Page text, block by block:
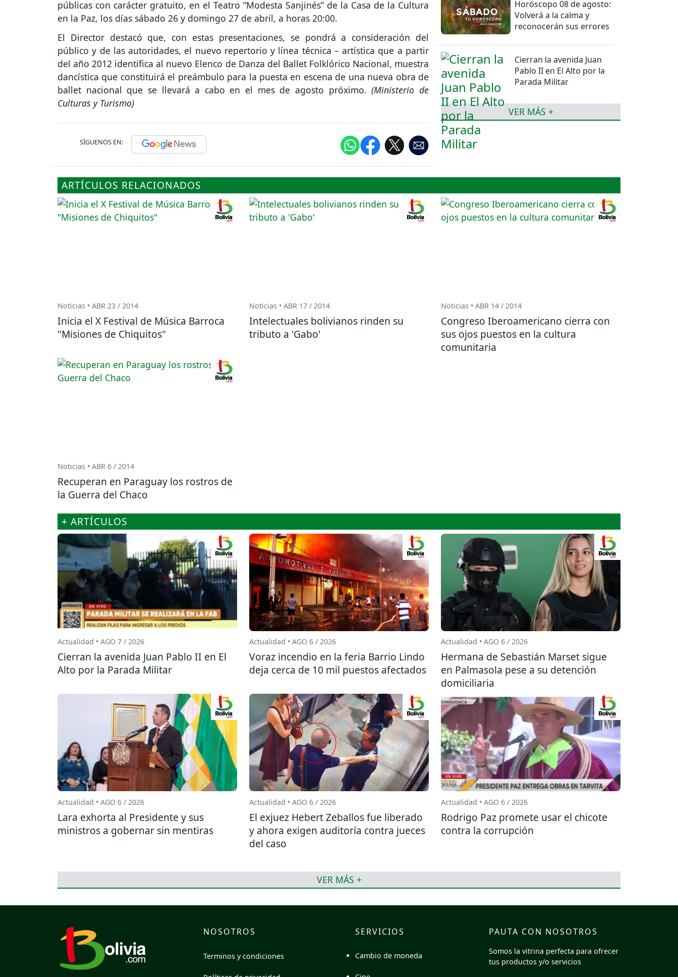
públicas con carácter gratuito, en el Teatro “Modesta Sanjinés” de la Casa de la Cultura
en la Paz, los días sábado 26 y domingo 27 de abril, a horas 20:00.
El Director destacó que, con estas presentaciones, se pondrá a consideración del
público y de las autoridades, el nuevo repertorio y línea técnica – artística que a partir
del año 2012 identifica al nuevo Elenco de Danza del Ballet Folklórico Nacional, muestra
dancística que constituirá el preámbulo para la puesta en escena de una nueva obra de
ballet nacional que se llevará a cabo en el mes de agosto próximo.(Ministerio de
Culturas y Turismo)
SÍGUENOS EN:
Horóscopo 08 de agosto:
Volverá a la calma y
reconocerán sus errores
Cierran la avenida Juan
Pablo II en El Alto por la
Parada Militar
VER MÁS +
ARTÍCULOS RELACIONADOS
Noticias • ABR 23 / 2014
Inicia el X Festival de Música Barroca
"Misiones de Chiquitos"
Noticias • ABR 17 / 2014
Intelectuales bolivianos rinden su
tributo a 'Gabo'
Noticias • ABR 14 / 2014
Congreso Iberoamericano cierra con
sus ojos puestos en la cultura
comunitaria
Noticias • ABR 6 / 2014
Recuperan en Paraguay los rostros de
la Guerra del Chaco
+ ARTÍCULOS
Actualidad • AGO 7 / 2026
Cierran la avenida Juan Pablo II en El
Alto por la Parada Militar
Actualidad • AGO 6 / 2026
Voraz incendio en la feria Barrio Lindo
deja cerca de 10 mil puestos afectados
Actualidad • AGO 6 / 2026
Hermana de Sebastián Marset sigue
en Palmasola pese a su detención
domiciliaria
Actualidad • AGO 6 / 2026
Lara exhorta al Presidente y sus
ministros a gobernar sin mentiras
Actualidad • AGO 6 / 2026
El exjuez Hebert Zeballos fue liberado
y ahora exigen auditoría contra jueces
del caso
Actualidad • AGO 6 / 2026
Rodrigo Paz promete usar el chicote
contra la corrupción
VER MÁS +
NOSOTROS
Terminos y condiciones
SERVICIOS
Cambio de moneda
PAUTA CON NOSOTROS
Somos la vitrina perfecta para ofrecer
tus productos y/o servicios